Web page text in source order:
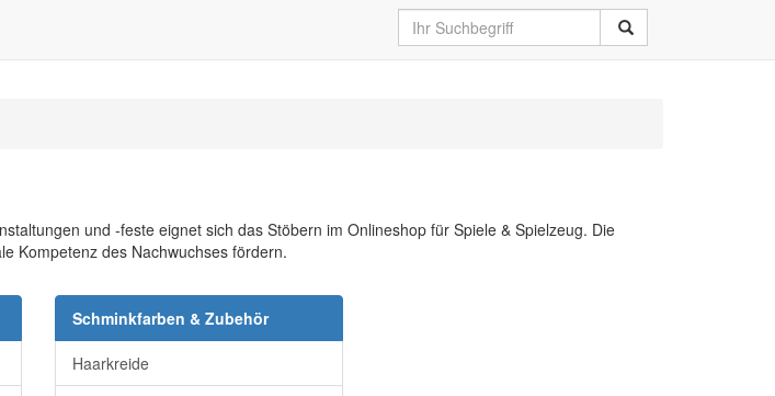
und -feste eignet sich das Stöbern im Onlineshop für Spiele & Spielzeug. Die
Kompetenz des Nachwuchses fördern.
Schminkfarben & Zubehör
Haarkreide